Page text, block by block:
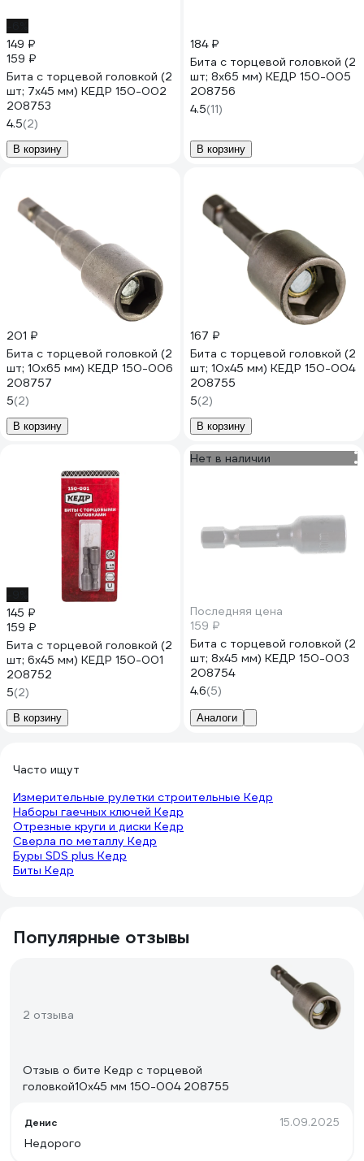
149 ₽
159 ₽
Бита с торцевой головкой (2
шт; 7х45 мм) КЕДР 150-002
208753
4.5(2)
В корзину
184 ₽
Бита с торцевой головкой (2
шт; 8х65 мм) КЕДР 150-005
208756
4.5(11)
В корзину
201 ₽
Бита с торцевой головкой (2
шт; 10х65 мм) КЕДР 150-006
208757
5(2)
В корзину
167 ₽
Бита с торцевой головкой (2
шт; 10х45 мм) КЕДР 150-004
208755
5(2)
В корзину
145 ₽
159 ₽
Бита с торцевой головкой (2
шт; 6х45 мм) КЕДР 150-001
208752
5(2)
В корзину
Нет в наличии
Последняя цена
159 ₽
Бита с торцевой головкой (2
шт; 8х45 мм) КЕДР 150-003
208754
4.6(5)
Аналоги
Часто ищут
Измерительные рулетки строительные Кедр
Наборы гаечных ключей Кедр
Отрезные круги и диски Кедр
Сверла по металлу Кедр
Буры SDS plus Кедр
Биты Кедр
Популярные отзывы
2 отзыва
Отзыв о бите Кедр с торцевой
головкой10х45 мм 150-004 208755
Денис 15.09.2025
Недорого